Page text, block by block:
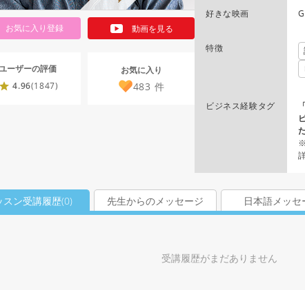
お気に入り登録 動画を見る
ーザーの評価
4.96(1847)
お気に入り
483 件
好きな映画
特徴
ビジネス経験タグ
スン受講履歴(0) 先生からのメッセージ 日本語メッセ
受講履歴がまだありません